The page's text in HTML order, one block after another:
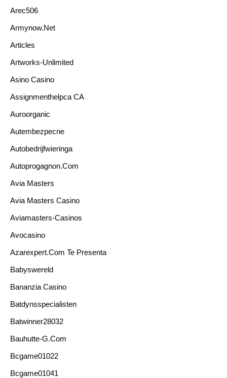
Arec506
Armynow.net
Articles
Artworks-Unlimited
Asino Casino
Assignmenthelpca CA
Auroorganic
Autembezpecne
Autobedrijfwieringa
Autoprogagnon.com
Avia Masters
Avia Masters Casino
Aviamasters-Casinos
Avocasino
Azarexpert.com Te Presenta
Babyswereld
Bananzia Casino
Batdynsspecialisten
Batwinner28032
Bauhutte-G.com
Bcgame01022
Bcgame01041